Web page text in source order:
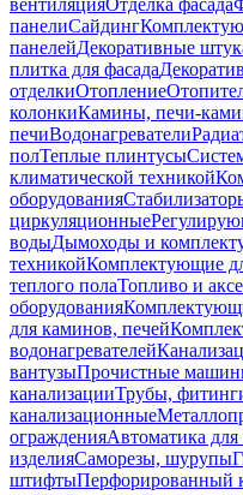
вентиляцияОтделка фасада
панелиСайдинг
панелейДекоративные
плитка для фасада
отделкиОтопление
колонкиКамины, печи-
печиВодонагреватели
полТеплые плинтусы
климатической техникой
оборудования
циркуляционные
водыДымоходы и
техникойКомплектующие
теплого полаТопливо и
оборудования
для каминов, печей
водонагревателей
вантузыПрочистные
канализацииТрубы,
канализационные
огражденияАвтоматика для
изделияСаморезы, шурупы
штифтыПерфорированный